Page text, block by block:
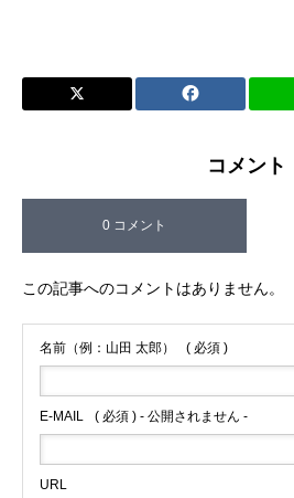
コメント
0 コメント
この記事へのコメントはありません。
名前（例：山田 太郎） ( 必須 )
E-MAIL ( 必須 ) - 公開されません -
URL